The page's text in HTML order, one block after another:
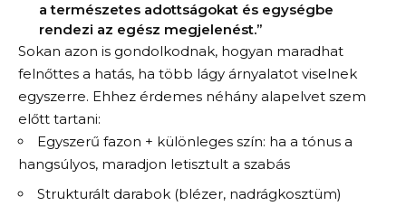
a természetes adottságokat és egységbe
rendezi az egész megjelenést.”
Sokan azon is gondolkodnak, hogyan maradhat
felnőttes a hatás, ha több lágy árnyalatot viselnek
egyszerre. Ehhez érdemes néhány alapelvet szem
előtt tartani:
Egyszerű fazon + különleges szín: ha a tónus a
hangsúlyos, maradjon letisztult a szabás
Strukturált darabok (blézer, nadrágkosztüm)